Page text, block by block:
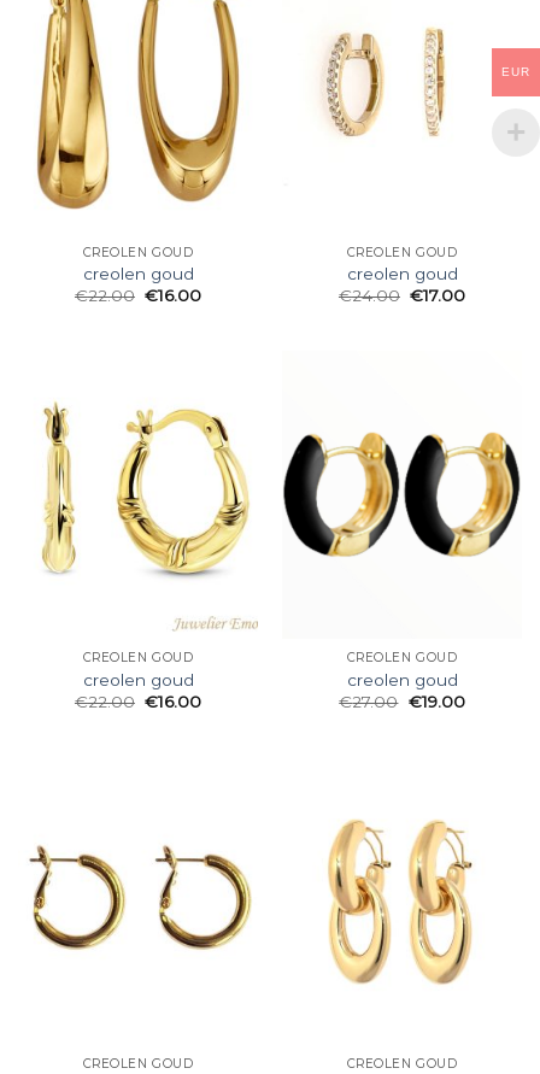
CREOLEN GOUD
creolen goud
€22.00 €16.00
CREOLEN GOUD
creolen goud
€24.00 €17.00
CREOLEN GOUD
creolen goud
€22.00 €16.00
CREOLEN GOUD
creolen goud
€27.00 €19.00
CREOLEN GOUD CREOLEN GOUD
EUR